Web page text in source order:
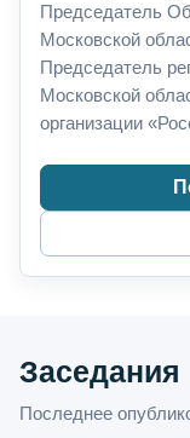
Председатель
Московской
Председатель
Московской
организации
Заседания
Последнее